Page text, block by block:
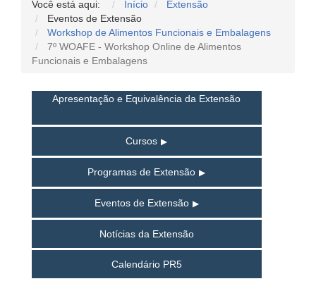
Você está aqui: Início
Extensão
Eventos de Extensão
Workshop de Alimentos Funcionais e Embalagens
7º WOAFE - Workshop Online de Alimentos
Funcionais e Embalagens
Apresentação e Equivalência da Extensão
Cursos
Programas de Extensão
Eventos de Extensão
Notícias da Extensão
Calendário PR5